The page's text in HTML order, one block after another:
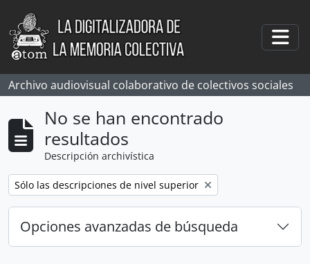
Skip to main content
Archivo audiovisual colaborativo de colectivos sociales
No se han encontrado
resultados
Descripción archivística
Remove filter:
Sólo las descripciones de nivel superior
Opciones avanzadas de búsqueda